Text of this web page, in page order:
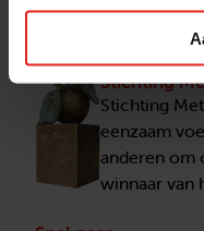
Stichting
Stichting
eenzaam
anderen om
winnaar van